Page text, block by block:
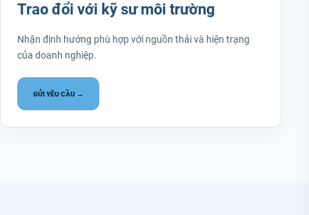
Trao đổi với kỹ sư môi trường
Nhận định hướng phù hợp với nguồn thải và hiện trạng
của doanh nghiệp.
GỬI YÊU CẦU →